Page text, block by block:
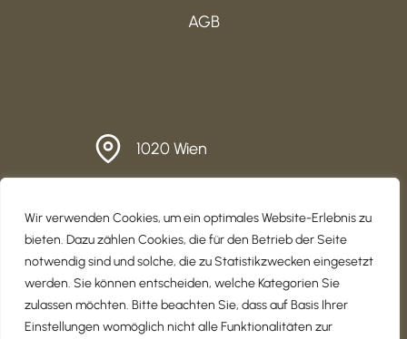
Wir verwenden Cookies, um ein optimales Website-Erlebnis zu
bieten. Dazu zählen Cookies, die für den Betrieb der Seite
notwendig sind und solche, die zu Statistikzwecken eingesetzt
werden. Sie können entscheiden, welche Kategorien Sie
zulassen möchten. Bitte beachten Sie, dass auf Basis Ihrer
Einstellungen womöglich nicht alle Funktionalitäten zur
AGB
1020 Wien
+43 670 650 93 11